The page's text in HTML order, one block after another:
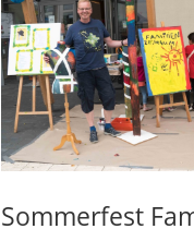
Sommerfest